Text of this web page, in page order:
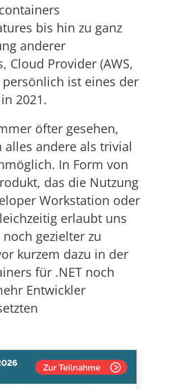
bis hin zu ganz
anderer
Cloud Provider (AWS,
persönlich ist eines der
2021.
öfter gesehen,
alles andere als trivial
In Form von
das die Nutzung
Workstation oder
erlaubt uns
gezielter zu
kurzem dazu in der
für .NET noch
Entwickler